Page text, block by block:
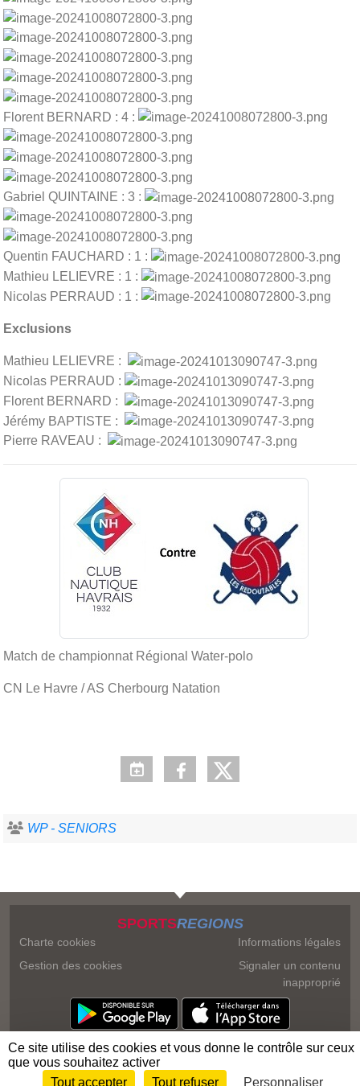
Florent BERNARD : 4 :
Gabriel QUINTAINE : 3 :
Quentin FAUCHARD : 1 :
Mathieu LELIEVRE : 1 :
Nicolas PERRAUD : 1 :
Exclusions
Mathieu LELIEVRE :
Nicolas PERRAUD :
Florent BERNARD :
Jérémy BAPTISTE :
Pierre RAVEAU :
Match de championnat Régional Water-polo
CN Le Havre / AS Cherbourg Natation
WP - SENIORS
SPORTSREGIONS
Charte cookies
Gestion des cookies
Informations légales
Signaler un contenu
inapproprié
Envie de participer ?
Ce site utilise des cookies et vous donne le contrôle sur ceux
que vous souhaitez activer
Tout accepter
Tout refuser Personnaliser